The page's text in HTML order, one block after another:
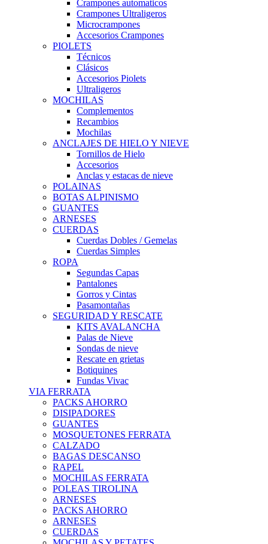
Crampones automaticos
Crampones Ultraligeros
Microcrampones
Accesorios Crampones
PIOLETS
Técnicos
Clásicos
Accesorios Piolets
Ultraligeros
MOCHILAS
Complementos
Recambios
Mochilas
ANCLAJES DE HIELO Y NIEVE
Tornillos de Hielo
Accesorios
Anclas y estacas de nieve
POLAINAS
BOTAS ALPINISMO
GUANTES
ARNESES
CUERDAS
Cuerdas Dobles / Gemelas
Cuerdas Simples
ROPA
Segundas Capas
Pantalones
Gorros y Cintas
Pasamontañas
SEGURIDAD Y RESCATE
KITS AVALANCHA
Palas de Nieve
Sondas de nieve
Rescate en grietas
Botiquines
Fundas Vivac
VIA FERRATA
PACKS AHORRO
DISIPADORES
GUANTES
MOSQUETONES FERRATA
CALZADO
BAGAS DESCANSO
RAPEL
MOCHILAS FERRATA
POLEAS TIROLINA
ARNESES
PACKS AHORRO
ARNESES
CUERDAS